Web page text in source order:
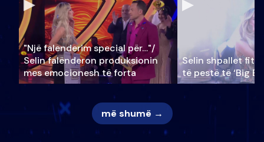
"Një falenderim special për…"/
Selin falënderon produksionin
mes emocionesh të forta
Selin shpallet
të pestë të ‘Big
më shumë →